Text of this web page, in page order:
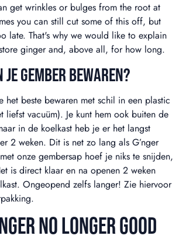
get wrinkles or bulges from the root at
you can still cut some of this off, but
late. That's why we would like to explain
ginger and, above all, for how long.
JE GEMBER BEWAREN?
het beste bewaren met schil in een plastic
liefst vacuüm). Je kunt hem ook buiten de
in de koelkast heb je er het langst
2 weken. Dit is net zo lang als G’nger
onze gembersap hoef je niks te snijden,
is direct klaar en na openen 2 weken
Ongeopend zelfs langer! Zie hiervoor
NO LONGER GOOD